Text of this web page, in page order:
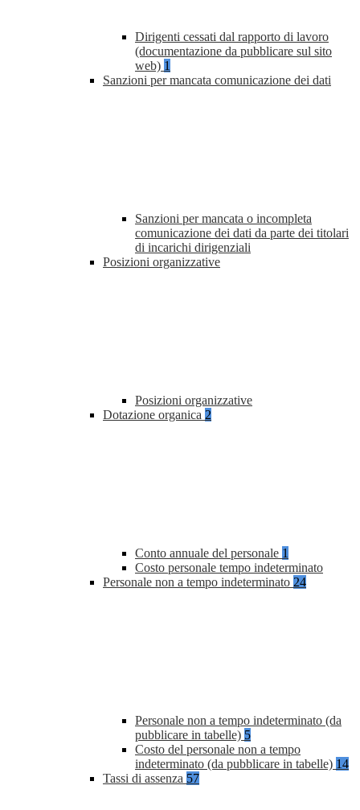
Dirigenti cessati dal rapporto di lavoro
(documentazione da pubblicare sul sito
web) 1
Sanzioni per mancata comunicazione dei dati
Sanzioni per mancata o incompleta
comunicazione dei dati da parte dei titolari
di incarichi dirigenziali
Posizioni organizzative
Posizioni organizzative
Dotazione organica 2
Conto annuale del personale 1
Costo personale tempo indeterminato
Personale non a tempo indeterminato 24
Personale non a tempo indeterminato (da
pubblicare in tabelle) 5
Costo del personale non a tempo
indeterminato (da pubblicare in tabelle) 14
Tassi di assenza 57